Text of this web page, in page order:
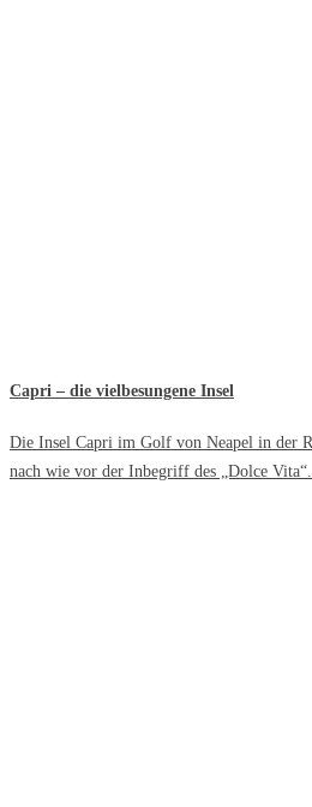
Capri – die vielbesungene Insel
Die Insel Capri im Golf von Neapel in der
nach wie vor der Inbegriff des „Dolce Vita“.